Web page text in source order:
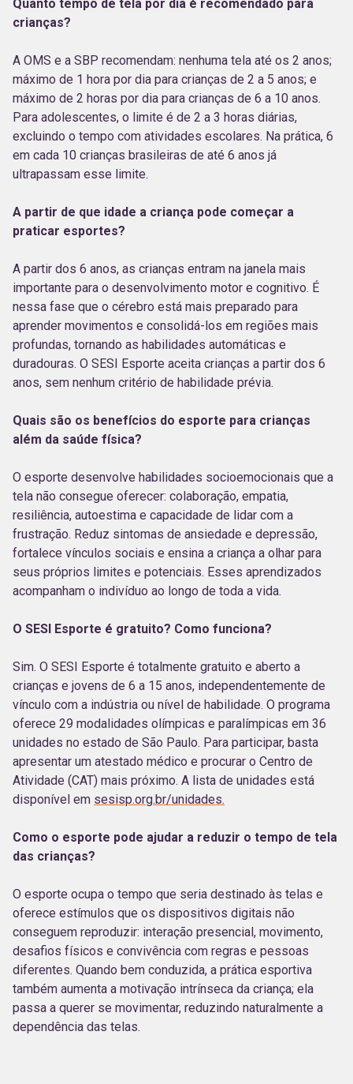
Quanto tempo de tela por dia é recomendado para
crianças?
A OMS e a SBP recomendam: nenhuma tela até os 2 anos;
máximo de 1 hora por dia para crianças de 2 a 5 anos; e
máximo de 2 horas por dia para crianças de 6 a 10 anos.
Para adolescentes, o limite é de 2 a 3 horas diárias,
excluindo o tempo com atividades escolares. Na prática, 6
em cada 10 crianças brasileiras de até 6 anos já
ultrapassam esse limite.
A partir de que idade a criança pode começar a
praticar esportes?
A partir dos 6 anos, as crianças entram na janela mais
importante para o desenvolvimento motor e cognitivo. É
nessa fase que o cérebro está mais preparado para
aprender movimentos e consolidá-los em regiões mais
profundas, tornando as habilidades automáticas e
duradouras. O SESI Esporte aceita crianças a partir dos 6
anos, sem nenhum critério de habilidade prévia.
Quais são os benefícios do esporte para crianças
além da saúde física?
O esporte desenvolve habilidades socioemocionais que a
tela não consegue oferecer: colaboração, empatia,
resiliência, autoestima e capacidade de lidar com a
frustração. Reduz sintomas de ansiedade e depressão,
fortalece vínculos sociais e ensina a criança a olhar para
seus próprios limites e potenciais. Esses aprendizados
acompanham o indivíduo ao longo de toda a vida.
O SESI Esporte é gratuito? Como funciona?
Sim. O SESI Esporte é totalmente gratuito e aberto a
crianças e jovens de 6 a 15 anos, independentemente de
vínculo com a indústria ou nível de habilidade. O programa
oferece 29 modalidades olímpicas e paralímpicas em 36
unidades no estado de São Paulo. Para participar, basta
apresentar um atestado médico e procurar o Centro de
Atividade (CAT) mais próximo. A lista de unidades está
disponível em sesisp.org.br/unidades.
Como o esporte pode ajudar a reduzir o tempo de tela
das crianças?
O esporte ocupa o tempo que seria destinado às telas e
oferece estímulos que os dispositivos digitais não
conseguem reproduzir: interação presencial, movimento,
desafios físicos e convivência com regras e pessoas
diferentes. Quando bem conduzida, a prática esportiva
também aumenta a motivação intrínseca da criança; ela
passa a querer se movimentar, reduzindo naturalmente a
dependência das telas.